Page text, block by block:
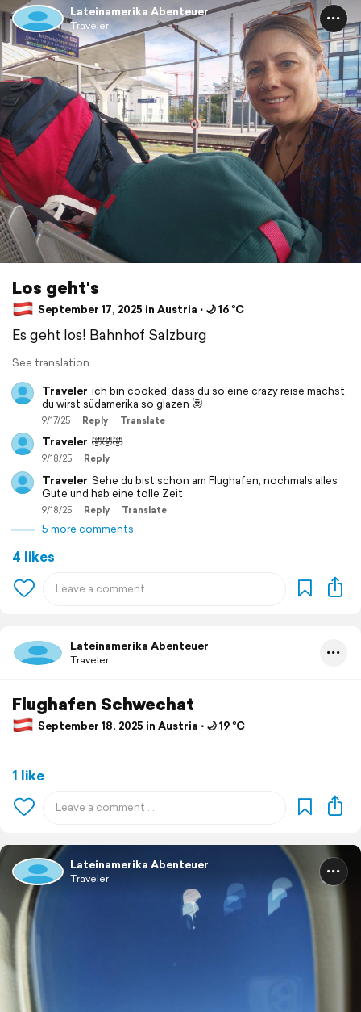
Lateinamerika Abenteuer
Traveler
Los geht's
September 17, 2025 in Austria ⋅ 🌙 16 °C
Es geht los! Bahnhof Salzburg
See translation
Traveler ich bin cooked, dass du so eine crazy reise machst,
du wirst südamerika so glazen 😻
9/17/25 Reply Translate
Traveler 🤣🤣🤣
9/18/25 Reply
Traveler Sehe du bist schon am Flughafen, nochmals alles
Gute und hab eine tolle Zeit
9/18/25 Reply Translate
5 more comments
4 likes
Lateinamerika Abenteuer
Traveler
Flughafen Schwechat
September 18, 2025 in Austria ⋅ 🌙 19 °C
1 like
Lateinamerika Abenteuer
Traveler